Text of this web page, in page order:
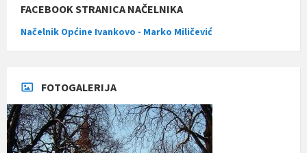
FACEBOOK STRANICA NAČELNIKA
Načelnik Općine Ivankovo - Marko Miličević
FOTOGALERIJA